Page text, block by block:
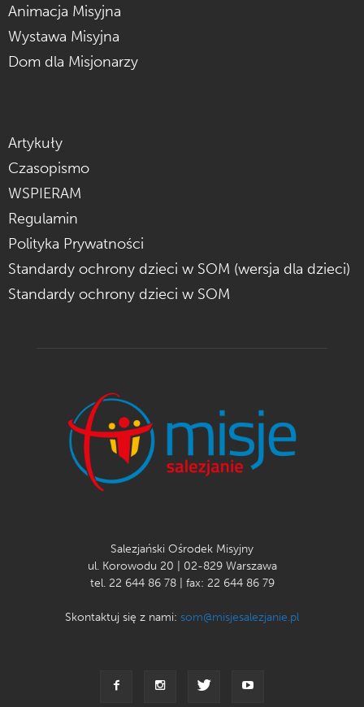
Animacja Misyjna
Wystawa Misyjna
Dom dla Misjonarzy
Artykuły
Czasopismo
WSPIERAM
Regulamin
Polityka Prywatności
Standardy ochrony dzieci w SOM (wersja dla dzieci)
Standardy ochrony dzieci w SOM
Salezjański Ośrodek Misyjny
ul. Korowodu 20 | 02-829 Warszawa
tel. 22 644 86 78 | fax: 22 644 86 79
Skontaktuj się z nami: som@misjesalezjanie.pl